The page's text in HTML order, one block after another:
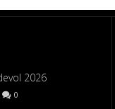
2026
0